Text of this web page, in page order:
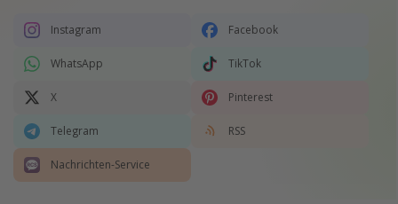
Instagram Facebook
WhatsApp TikTok
X Pinterest
Telegram RSS
Nachrichten-Service